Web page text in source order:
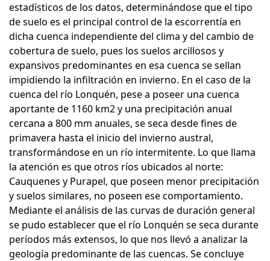
estadísticos de los datos, determinándose que el tipo
de suelo es el principal control de la escorrentía en
dicha cuenca independiente del clima y del cambio de
cobertura de suelo, pues los suelos arcillosos y
expansivos predominantes en esa cuenca se sellan
impidiendo la infiltración en invierno. En el caso de la
cuenca del río Lonquén, pese a poseer una cuenca
aportante de 1160 km2 y una precipitación anual
cercana a 800 mm anuales, se seca desde fines de
primavera hasta el inicio del invierno austral,
transformándose en un río intermitente. Lo que llama
la atención es que otros ríos ubicados al norte:
Cauquenes y Purapel, que poseen menor precipitación
y suelos similares, no poseen ese comportamiento.
Mediante el análisis de las curvas de duración general
se pudo establecer que el río Lonquén se seca durante
períodos más extensos, lo que nos llevó a analizar la
geología predominante de las cuencas. Se concluye